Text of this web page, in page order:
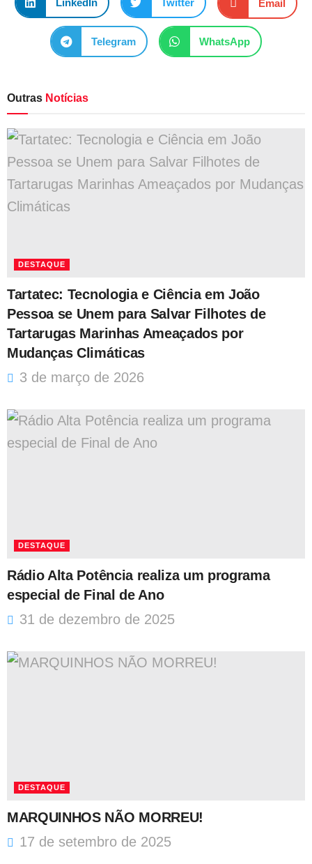
Email
Telegram WhatsApp
Outras Notícias
DESTAQUE
Tartatec: Tecnologia e Ciência em João
Pessoa se Unem para Salvar Filhotes de
Tartarugas Marinhas Ameaçados por
Mudanças Climáticas
3 de março de 2026
DESTAQUE
Rádio Alta Potência realiza um programa
especial de Final de Ano
31 de dezembro de 2025
DESTAQUE
MARQUINHOS NÃO MORREU!
17 de setembro de 2025